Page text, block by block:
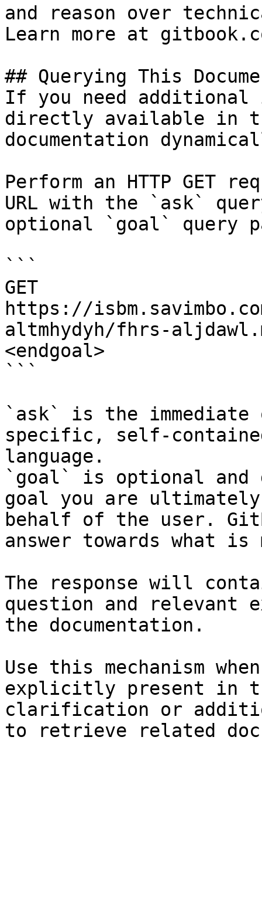
and reason over
Learn more at
## Querying This
If you need
directly available in
documentation
Perform an HTTP GET
URL with the `ask`
optional `goal` query
```
GET
https://
altmhydyh/fhrs-
<endgoal>
```
`ask` is the
specific, self-
language.
`goal` is optional and
goal you are
behalf of the user.
answer towards what
The response will
question and relevant
the documentation.
Use this mechanism
explicitly present in
clarification or